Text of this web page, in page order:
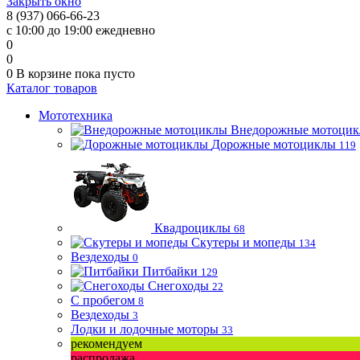
8 (937) 066-66-23
с 10:00 до 19:00 ежедневно
0
0
0 В корзине пока пусто
Каталог товаров
Мототехника
Внедорожные
Дорожные мотоциклы 119
Квадроциклы 68
Скутеры и мопеды 134
Вездеходы 0
Питбайки 129
Снегоходы 22
С пробегом 8
Вездеходы 3
Лодки и лодочные моторы 33
рекомендуем